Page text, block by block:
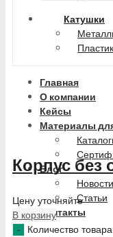
Катушки
Главная
О компании
Кейсы
Материалы
Блог
Новости
Статьи
Контакты
Корпус без
Цену уточняйте
В корзину
Количество